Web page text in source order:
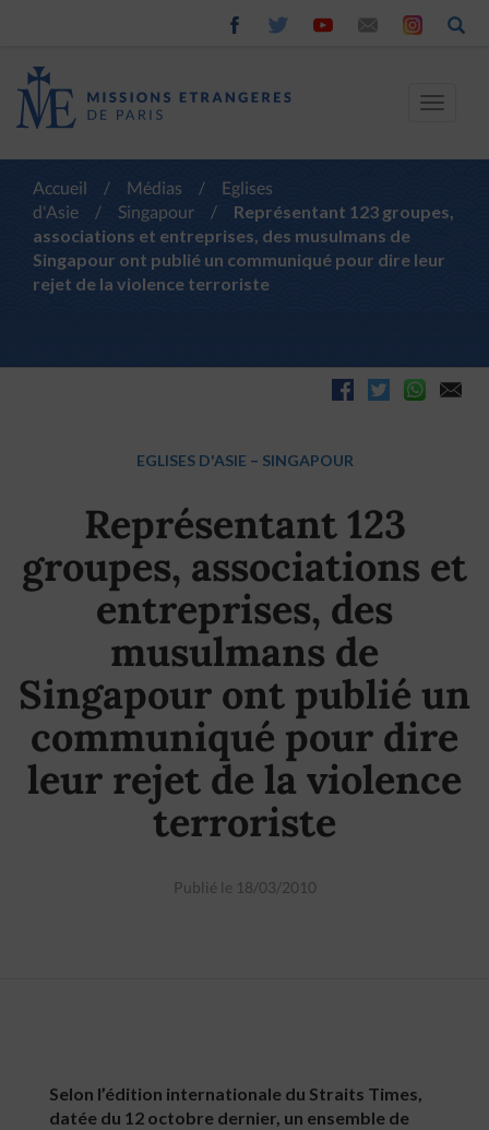
Toggle
Accueil / Médias /
Eglises
d'Asie
/ Singapour /
Représentant 123 groupes,
associations et entreprises, des musulmans de
Singapour ont publié un communiqué pour dire leur
rejet de la violence terroriste
EGLISES D'ASIE – SINGAPOUR
Représentant 123
groupes, associations et
entreprises, des
musulmans de
Singapour ont publié un
communiqué pour dire
leur rejet de la violence
terroriste
Publié le 18/03/2010
Selon l’édition internationale du Straits Times,
datée du 12 octobre dernier, un ensemble de